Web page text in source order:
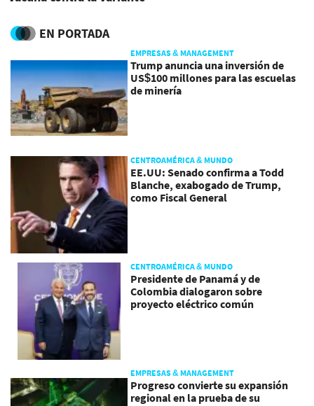
EN PORTADA
EMPRESAS & MANAGEMENT
Trump anuncia una inversión de
US$100 millones para las escuelas
de minería
CENTROAMÉRICA & MUNDO
EE.UU: Senado confirma a Todd
Blanche, exabogado de Trump,
como Fiscal General
CENTROAMÉRICA & MUNDO
Presidente de Panamá y de
Colombia dialogaron sobre
proyecto eléctrico común
EMPRESAS & MANAGEMENT
Progreso convierte su expansión
regional en la prueba de su